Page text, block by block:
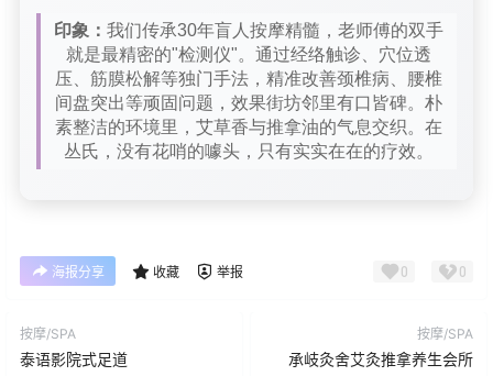
印象： 我们传承30年盲人按摩精髓，老师傅的双手
就是最精密的"检测仪"。通过经络触诊、穴位透
压、筋膜松解等独门手法，精准改善颈椎病、腰椎
间盘突出等顽固问题，效果街坊邻里有口皆碑。朴
素整洁的环境里，艾草香与推拿油的气息交织。在
丛氏，没有花哨的噱头，只有实实在在的疗效。
海报分享 收藏 举报 0 0
按摩/SPA
泰语影院式足道
按摩/SPA
承岐灸舍艾灸推拿养生会所